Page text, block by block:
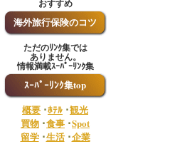
おすすめ
海外旅行保険のコツ
ただのﾘﾝｸ集では
ありません。
情報満載ｽｰﾊﾟｰﾘﾝｸ集
ｽｰﾊﾟｰﾘﾝｸ集top
概要 ･ﾎﾃﾙ ･観光
買物 ･食事 ･Spot
留学･生活･企業